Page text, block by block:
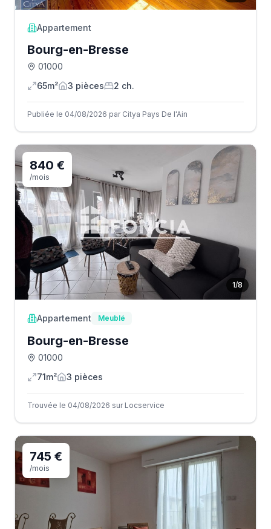
Appartement
Bourg-en-Bresse
01000
65m²
3 pièces 2 ch.
Publiée le 04/08/2026 par Citya Pays De l'Ain
1/8
840 €
/mois
Appartement Meublé
Bourg-en-Bresse
01000
71m²
3 pièces
Trouvée le 04/08/2026 sur Locservice
745 €
/mois